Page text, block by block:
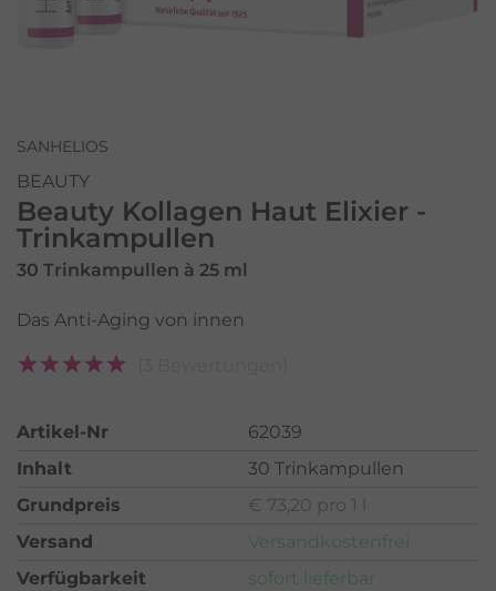
SANHELIOS
BEAUTY
Beauty Kollagen Haut Elixier -
Trinkampullen
30 Trinkampullen à 25 ml
Das Anti-Aging von innen
Artikel-Nr
62039
Inhalt
30 Trinkampullen
Grundpreis
€ 73,20 pro 1 l
Versand
Versandkostenfrei
Verfügbarkeit
sofort lieferbar